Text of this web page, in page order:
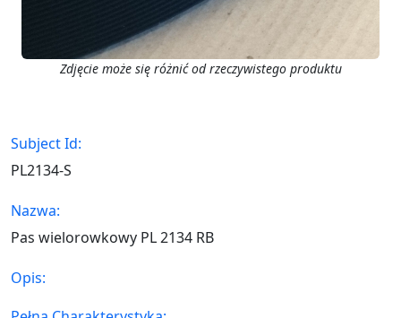
Zdjęcie może się różnić od rzeczywistego produktu
Subject Id:
PL2134-S
Nazwa:
Pas wielorowkowy PL 2134 RB
Opis: